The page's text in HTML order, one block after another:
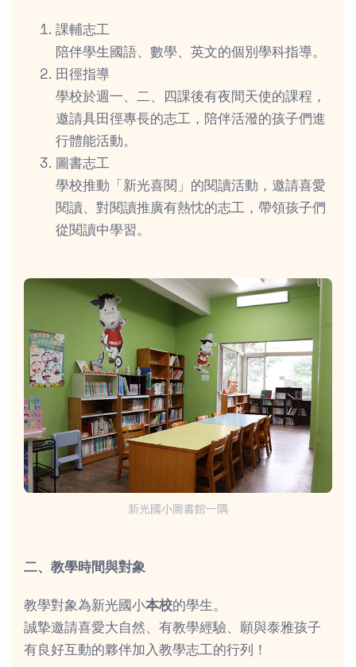
課輔志工
陪伴學生國語、數學、英文的個別學科指導。
田徑指導
學校於週一、二、四課後有夜間天使的課程，
邀請具田徑專長的志工，陪伴活潑的孩子們進
行體能活動。
圖書志工
學校推動「新光喜閱」的閱讀活動，邀請喜愛
閱讀、對閱讀推廣有熱忱的志工，帶領孩子們
從閱讀中學習。
新光國小圖書館一隅
二、教學時間與對象
教學對象為新光國小本校的學生。
誠摯邀請喜愛大自然、有教學經驗、願與泰雅孩子
有良好互動的夥伴加入教學志工的行列！